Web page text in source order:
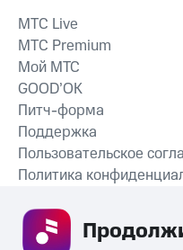
MTС Live
MTС Premium
Мой МТС
GOOD’OK
Питч-форма
Поддержка
Пользовательское
Политика